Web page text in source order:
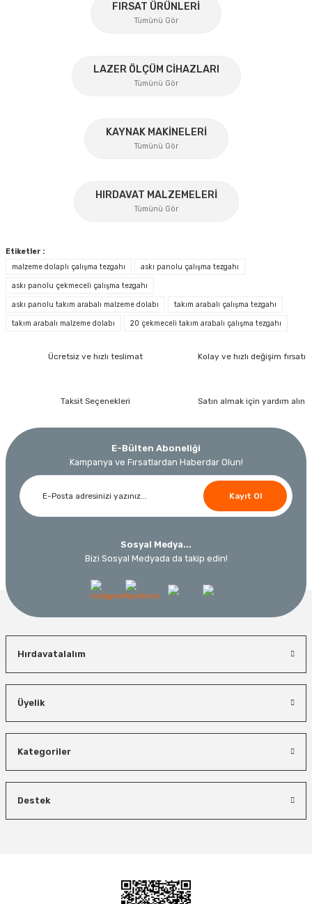
konularda yetersiz gördüğünüz noktaları öneri formunu
kullanarak tarafımıza iletebilirsiniz.
Ürün resmi kalitesiz, bozuk veya görüntülenemiyor.
Ürün açıklamasında eksik bilgiler bulunuyor.
Ürün fiyatı diğer sitelerden daha pahalı.
Bu ürüne benzer farklı alternatifler olmalı.
FIRSAT ÜRÜNLERİ
Tümünü Gör
17.803,20 TL
İzeltaş Lokmalı Allen Uç ve Star Torx Uç Takımı 17 Parça
LAZER ÖLÇÜM CİHAZLARI
Tümünü Gör
Bosch Ölçme
Ücretsiz Nakliye
3.000,00 TL
Bosch GLM 50-27 C Lazerli Uzaklık Ölçer-Lazer Metre 50Mt
Ücretsiz Nakliye
KAYNAK MAKİNELERİ
Tümünü Gör
Demiriz Kaynak
Ücretsiz Nakliye
10.320,55 TL
Ücretsiz Nakliye
HIRDAVAT MALZEMELERİ
Tümünü Gör
Nora
Ücretsiz Nakliye
230,40 TL
Bosch 1600A027PL Su Terazisi 25 Cm
Ücretsiz Nakliye
Etiketler :
malzeme dolaplı çalışma tezgahı
askı panolu çalışma tezgahı
askı panolu çekmeceli çalışma tezgahı
askı panolu takım arabalı malzeme dolabı takım arabalı çalışma tezgahı
takım arabalı malzeme dolabı 20 çekmeceli takım arabalı çalışma tezgahı
Ücretsiz ve hızlı teslimat Kolay ve hızlı değişim fırsatı
Taksit Seçenekleri Satın almak için yardım alın
E-Bülten Aboneliği
Kampanya ve Fırsatlardan Haberdar Olun!
Kayıt Ol
Sosyal Medya...
Bizi Sosyal Medyada da takip edin!
Hırdavatalalım
Üyelik
Kategoriler
Destek